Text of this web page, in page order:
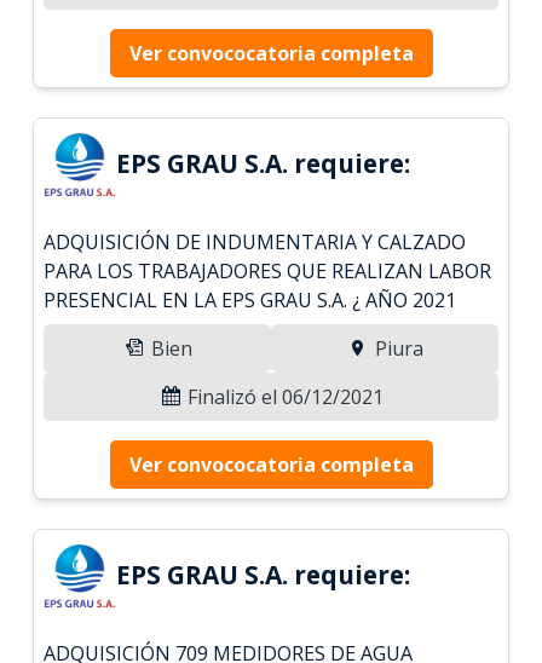
Ver convococatoria completa
EPS GRAU S.A. requiere:
ADQUISICIÓN DE INDUMENTARIA Y CALZADO
PARA LOS TRABAJADORES QUE REALIZAN LABOR
PRESENCIAL EN LA EPS GRAU S.A. ¿ AÑO 2021
Bien
Piura
Finalizó el 06/12/2021
Ver convococatoria completa
EPS GRAU S.A. requiere:
ADQUISICIÓN 709 MEDIDORES DE AGUA